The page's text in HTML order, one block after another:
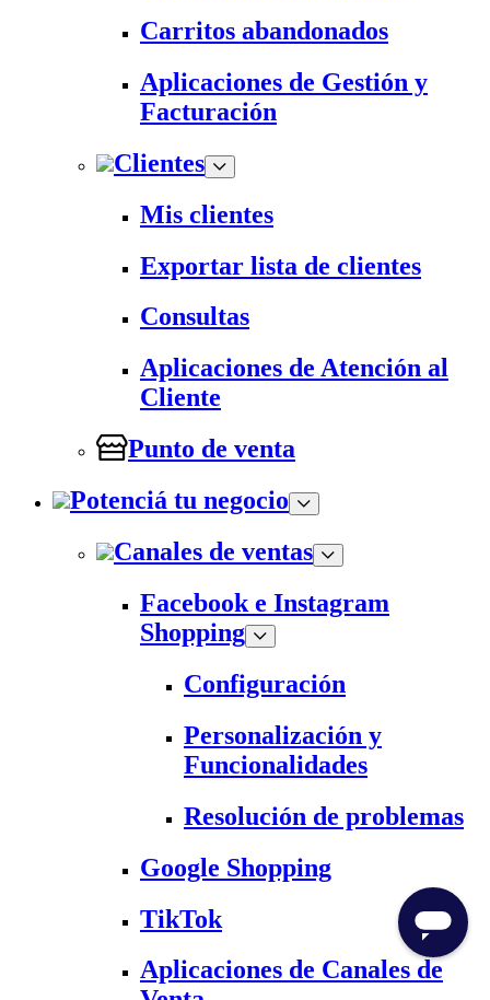
Carritos abandonados
Aplicaciones de Gestión y
Facturación
Clientes
Mis clientes
Exportar lista de clientes
Consultas
Aplicaciones de Atención al
Cliente
Punto de venta
Potenciá tu negocio
Canales de ventas
Facebook e Instagram
Shopping
Configuración
Personalización y
Funcionalidades
Resolución de problemas
Google Shopping
TikTok
Aplicaciones de Canales de